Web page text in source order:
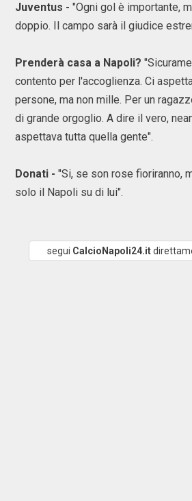
Juventus - "Ogni gol è importante,
doppio. Il campo sarà il giudice
Prenderà casa a Napoli?
contento per l'accoglienza. Ci
persone, ma non mille. Per un
di grande orgoglio. A dire il vero,
aspettava tutta quella gente".
Donati - "Si, se son rose fioriranno,
solo il Napoli su di lui".
segui CalcioNapoli24.it